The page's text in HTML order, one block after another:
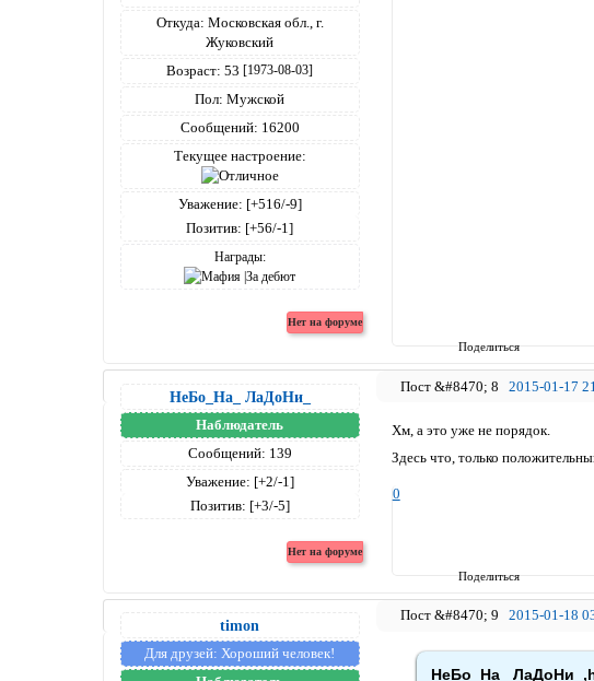
Поделиться
Откуда: Московская обл., г.
Жуковский
Возраст: 53 [1973-08-03]
Пол: Мужской
Сообщений: 16200
Текущее настроение:
Уважение: [+516/-9]
Позитив: [+56/-1]
Награды:
Поделиться
8 2015-01-17
НеБо_На_ ЛаДоНи_
Наблюдатель
Сообщений: 139
Уважение: [+2/-1]
Позитив: [+3/-5]
Хм, а это уже не порядок.
Здесь что, только
0
9 2015-01-18
timon
Для друзей: Хороший человек!
НеБо_На_